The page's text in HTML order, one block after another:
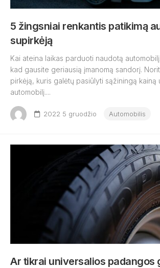
5 žingsniai renkantis patikimą
supirkėją
Kai ateina laikas parduoti naudotą
kad gausite geriausią įmanomą sandorį.
pirkėją, kuris galėtų pasiūlyti sąžiningą kainą
automobilį....
2022 5 gruodžio Automobilis
Ar tikrai universalios padangos